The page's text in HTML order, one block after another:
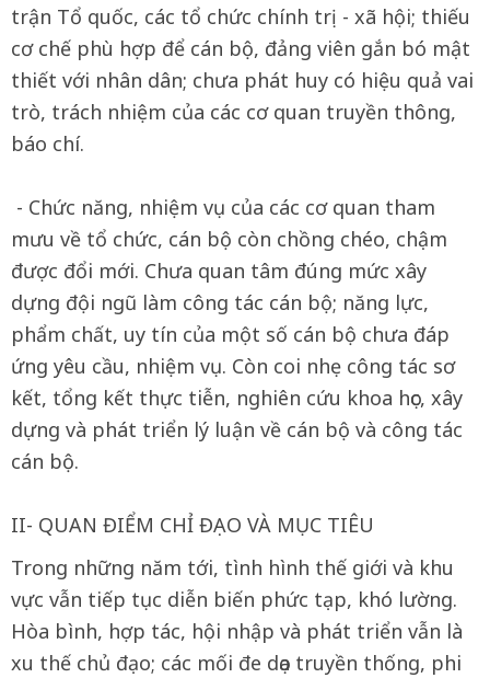
trận Tổ quốc, các tổ chức chính trị - xã hội; thiếu
cơ chế phù hợp để cán bộ, đảng viên gắn bó mật
thiết với nhân dân; chưa phát huy có hiệu quả vai
trò, trách nhiệm của các cơ quan truyền thông,
báo chí.
- Chức năng, nhiệm vụ của các cơ quan tham
mưu về tổ chức, cán bộ còn chồng chéo, chậm
được đổi mới. Chưa quan tâm đúng mức xây
dựng đội ngũ làm công tác cán bộ; năng lực,
phẩm chất, uy tín của một số cán bộ chưa đáp
ứng yêu cầu, nhiệm vụ. Còn coi nhẹ công tác sơ
kết, tổng kết thực tiễn, nghiên cứu khoa học, xây
dựng và phát triển lý luận về cán bộ và công tác
cán bộ.
II- QUAN ĐIỂM CHỈ ĐẠO VÀ MỤC TIÊU
Trong những năm tới, tình hình thế giới và khu
vực vẫn tiếp tục diễn biến phức tạp, khó lường.
Hòa bình, hợp tác, hội nhập và phát triển vẫn là
xu thế chủ đạo; các mối đe dọa truyền thống, phi